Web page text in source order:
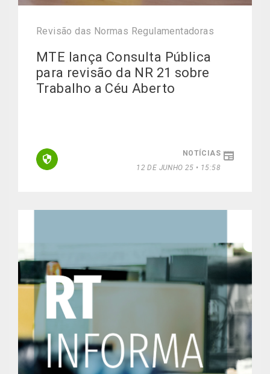
Revisão das Normas Regulamentadoras
MTE lança Consulta Pública
para revisão da NR 21 sobre
Trabalho a Céu Aberto
NOTÍCIAS
12 DE JUNHO 25 • 15:58